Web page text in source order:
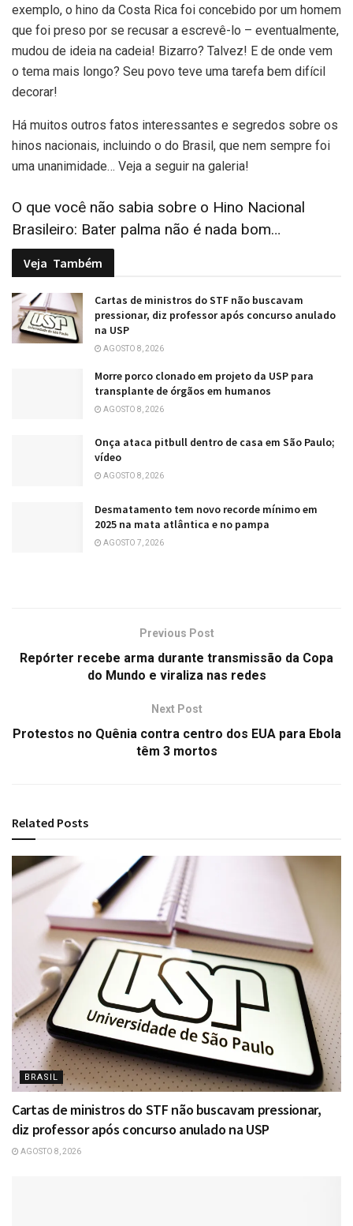
exemplo, o hino da Costa Rica foi concebido por um homem
que foi preso por se recusar a escrevê-lo – eventualmente,
mudou de ideia na cadeia! Bizarro? Talvez! E de onde vem
o tema mais longo? Seu povo teve uma tarefa bem difícil
decorar!
Há muitos outros fatos interessantes e segredos sobre os
hinos nacionais, incluindo o do Brasil, que nem sempre foi
uma unanimidade… Veja a seguir na galeria!
O que você não sabia sobre o Hino Nacional
Brasileiro: Bater palma não é nada bom…
Veja Também
Cartas de ministros do STF não buscavam
pressionar, diz professor após concurso anulado
na USP
AGOSTO 8, 2026
Morre porco clonado em projeto da USP para
transplante de órgãos em humanos
AGOSTO 8, 2026
Onça ataca pitbull dentro de casa em São Paulo;
vídeo
AGOSTO 8, 2026
Desmatamento tem novo recorde mínimo em
2025 na mata atlântica e no pampa
AGOSTO 7, 2026
Previous Post
Repórter recebe arma durante transmissão da Copa
do Mundo e viraliza nas redes
Next Post
Protestos no Quênia contra centro dos EUA para Ebola
têm 3 mortos
Related Posts
BRASIL
Cartas de ministros do STF não buscavam pressionar,
diz professor após concurso anulado na USP
AGOSTO 8, 2026